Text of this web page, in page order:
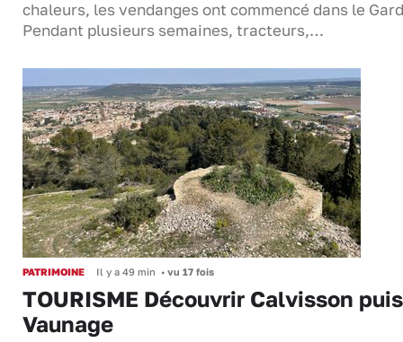
chaleurs, les vendanges ont commencé dans le
Pendant plusieurs semaines, tracteurs,…
PATRIMOINE Il y a 49 min • vu 17 fois
TOURISME Découvrir Calvisson
Vaunage